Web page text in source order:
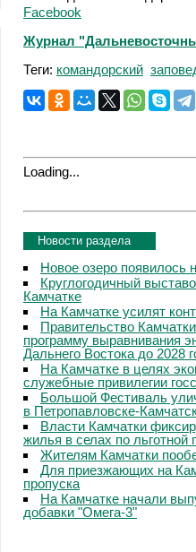
Facebook
Журнал
Теги: командорский
Loading...
Новости раздела
Новое озеро появилось
Круглогодичный
Камчатке
На Камчатке усилят
Правительство
программу выравнивания
Дальнего Востока до 2028
На Камчатке в целях
служебные привилегии
Большой Фестиваль
в Петропавловске-
Власти Камчатки
жилья в селах по льготной
Жителям Камчатки
Для приезжающих на
пропуска
На Камчатке начали
добавки "Омега-3"